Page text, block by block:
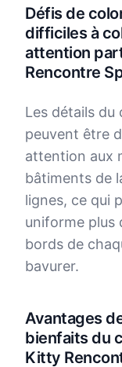
Défis de
difficiles à
attention
Rencontre
Les détails du
peuvent être
attention aux
bâtiments de
lignes, ce qui
uniforme plus
bords de
bavurer.
Avantages
bienfaits du
Kitty